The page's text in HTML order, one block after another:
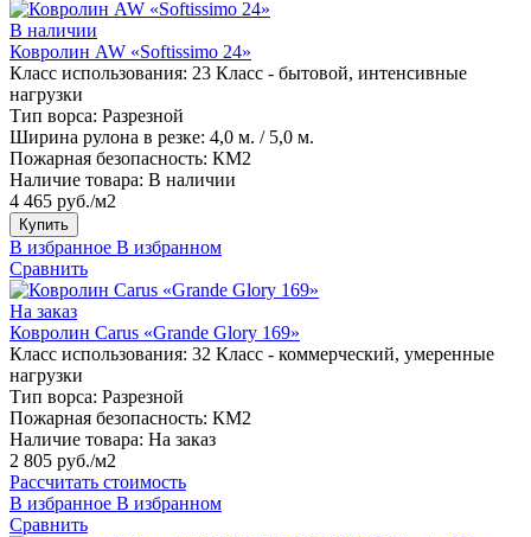
В наличии
Ковролин AW «Softissimo 24»
Класс использования: 23 Класс - бытовой, интенсивные
нагрузки
Тип ворса: Разрезной
Ширина рулона в резке: 4,0 м. / 5,0 м.
Пожарная безопасность: КМ2
Наличие товара: В наличии
4 465 руб./м2
Купить
В избранное В избранном
Сравнить
На заказ
Ковролин Carus «Grande Glory 169»
Класс использования: 32 Класс - коммерческий, умеренные
нагрузки
Тип ворса: Разрезной
Пожарная безопасность: КМ2
Наличие товара: На заказ
2 805 руб./м2
Рассчитать стоимость
В избранное В избранном
Сравнить